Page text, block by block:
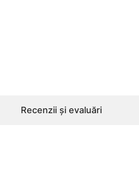
Recenzii și evaluări